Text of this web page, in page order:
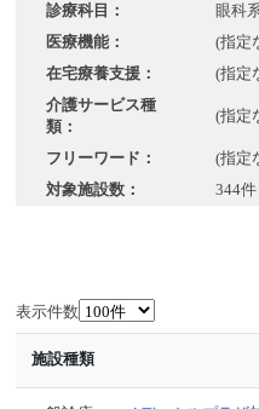
診療科目：
眼科
医療機能：
(指定
在宅療養支援：
(指定
介護サービス種
類：
(指定
フリーワード：
(指定
対象施設数：
344
表示件数
施設種類